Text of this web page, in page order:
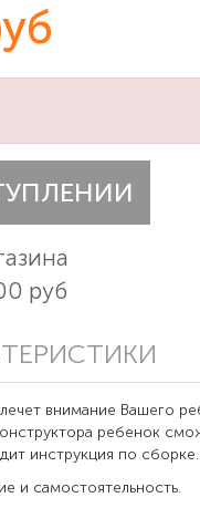
руб
внимание Вашего
ребенок
инструкция по сборке.
и самостоятельность.